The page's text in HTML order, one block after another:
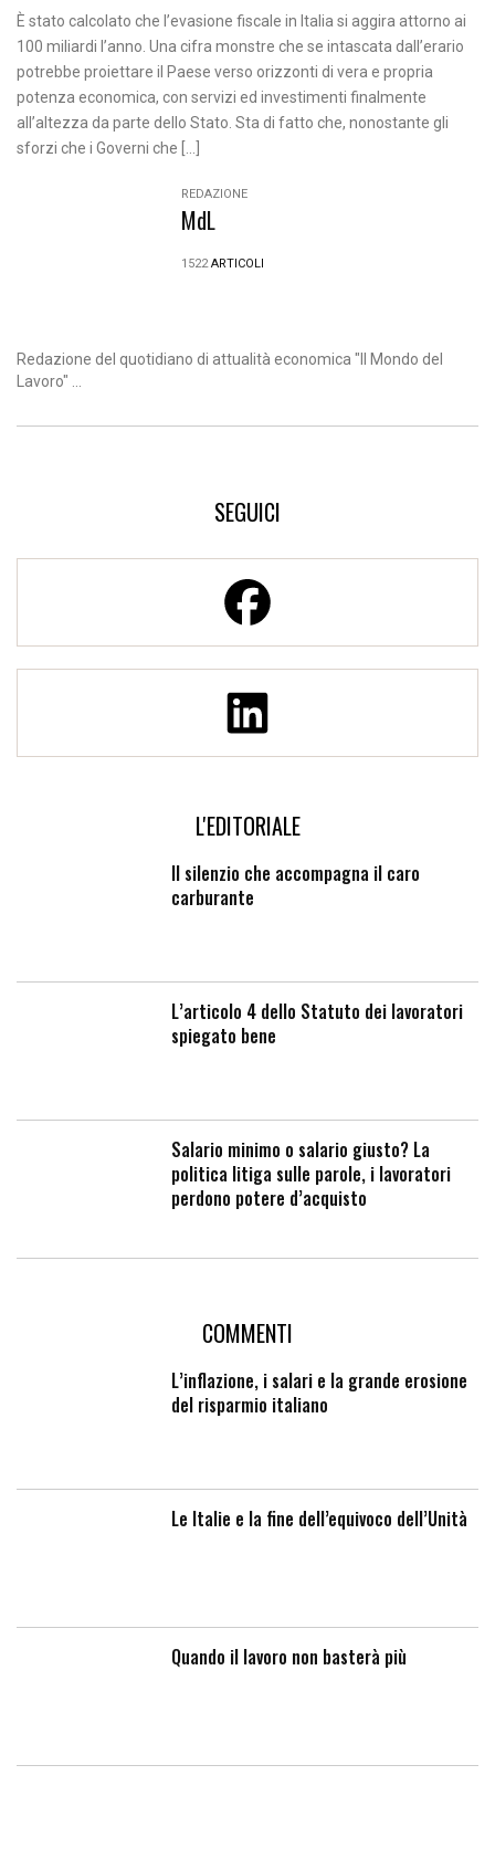
È stato calcolato che l’evasione fiscale in Italia si aggira attorno ai
100 miliardi l’anno. Una cifra monstre che se intascata dall’erario
potrebbe proiettare il Paese verso orizzonti di vera e propria
potenza economica, con servizi ed investimenti finalmente
all’altezza da parte dello Stato. Sta di fatto che, nonostante gli
sforzi che i Governi che […]
REDAZIONE
MdL
1522ARTICOLI
Redazione del quotidiano di attualità economica "Il Mondo del
Lavoro" ...
SEGUICI
L'EDITORIALE
Il silenzio che accompagna il caro
carburante
L’articolo 4 dello Statuto dei lavoratori
spiegato bene
Salario minimo o salario giusto? La
politica litiga sulle parole, i lavoratori
perdono potere d’acquisto
COMMENTI
L’inflazione, i salari e la grande erosione
del risparmio italiano
Le Italie e la fine dell’equivoco dell’Unità
Quando il lavoro non basterà più